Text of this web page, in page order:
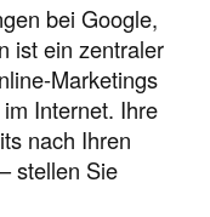
bei Google,
ist ein zentraler
Marketings
Internet. Ihre
nach Ihren
stellen Sie